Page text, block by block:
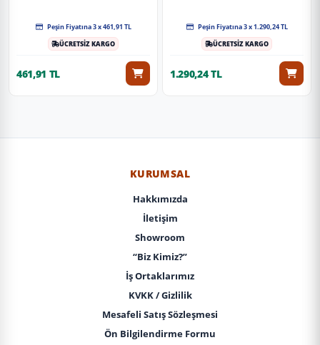
Peşin Fiyatına 3 x 461,91 TL
ÜCRETSİZ KARGO
461,91 TL
Peşin Fiyatına 3 x 1.290,24 TL
ÜCRETSİZ KARGO
1.290,24 TL
KURUMSAL
Hakkımızda
İletişim
Showroom
“Biz Kimiz?”
İş Ortaklarımız
KVKK / Gizlilik
Mesafeli Satış Sözleşmesi
Ön Bilgilendirme Formu